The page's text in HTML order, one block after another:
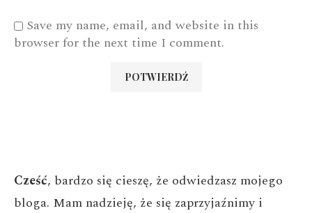
Save my name, email, and website in this
browser for the next time I comment.
Cześć, bardzo się cieszę, że odwiedzasz mojego
bloga. Mam nadzieję, że się zaprzyjaźnimy i